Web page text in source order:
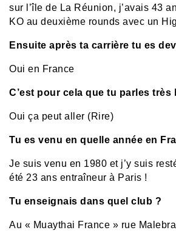
sur l’île de La Réunion, j’avais 43
KO au deuxième rounds avec un
Ensuite après ta carrière tu es
Oui en France
C’est pour cela que tu parles très
Oui ça peut aller (Rire)
Tu es venu en quelle année en
Je suis venu en 1980 et j’y suis
été 23 ans entraîneur à Paris !
Tu enseignais dans quel club ?
Au « Muaythai France » rue